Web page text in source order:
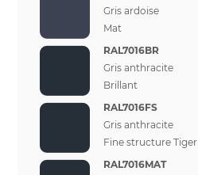
Gris ardoise
Mat
RAL7016BR
Gris anthracite
Brillant
RAL7016FS
Gris anthracite
Fine structure Tiger
RAL7016MAT